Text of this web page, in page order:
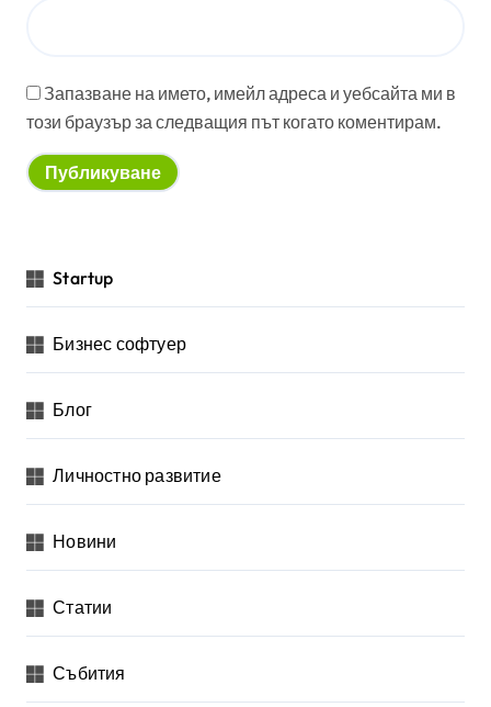
Запазване на името, имейл адреса и уебсайта ми в
този браузър за следващия път когато коментирам.
Startup
Бизнес софтуер
Блог
Личностно развитие
Новини
Статии
Събития